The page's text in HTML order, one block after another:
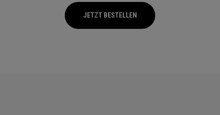
JETZT BESTELLEN